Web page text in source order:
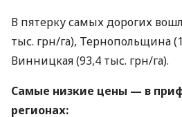
В пятерку самых дорогих
тыс. грн/га), Тернопольщина
Винницкая (93,4 тыс. грн/га).
Самые низкие цены — в
регионах: